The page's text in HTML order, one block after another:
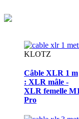
KLOTZ
Câble XLR 1 m
: XLR mâle -
XLR femelle M1
Pro